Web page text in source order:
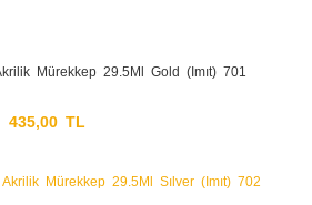
Mürekkep 29.5Ml Gold (Imıt) 701
435,00 TL